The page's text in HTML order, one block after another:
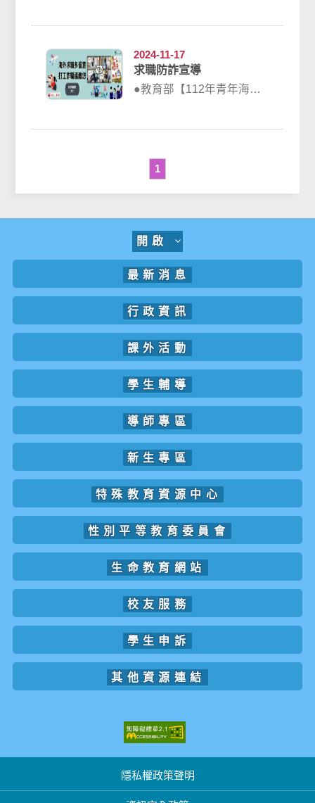
2024-11-17
求職防詐宣導
●教育部【112年青年海外
1
開啟
最新消息
行政資訊
課外活動
學生輔導
導師專區
新生專區
特殊教育資源中心
性別平等教育委員會
生命教育網站
校友服務
學生申訴
其他資源連結
隱私權政策聲明